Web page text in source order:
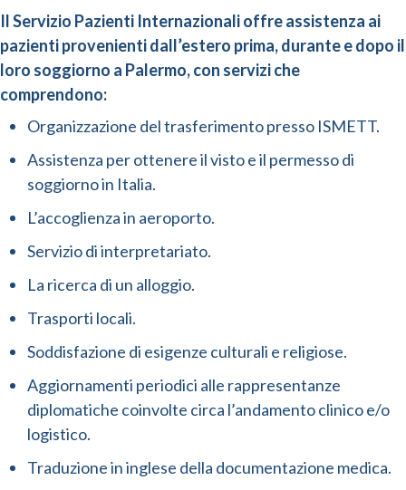
Il Servizio Pazienti Internazionali offre assistenza ai
pazienti provenienti dall’estero prima, durante e dopo il
loro soggiorno a Palermo, con servizi che
comprendono:
Organizzazione del trasferimento presso ISMETT.
Assistenza per ottenere il visto e il permesso di
soggiorno in Italia.
L’accoglienza in aeroporto.
Servizio di interpretariato.
La ricerca di un alloggio.
Trasporti locali.
Soddisfazione di esigenze culturali e religiose.
Aggiornamenti periodici alle rappresentanze
diplomatiche coinvolte circa l’andamento clinico e/o
logistico.
Traduzione in inglese della documentazione medica.